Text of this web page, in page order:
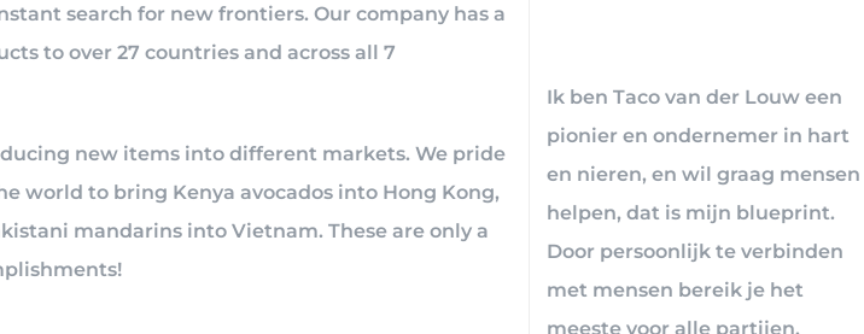
search for new frontiers. Our company has a
to over 27 countries and across all 7
new items into different markets. We pride
world to bring Kenya avocados into Hong Kong,
mandarins into Vietnam. These are only a
Ik ben Taco van der Louw een
pionier en ondernemer in hart
en nieren, en wil graag mensen
helpen, dat is mijn blueprint.
Door persoonlijk te verbinden
met mensen bereik je het
meeste voor alle partijen.